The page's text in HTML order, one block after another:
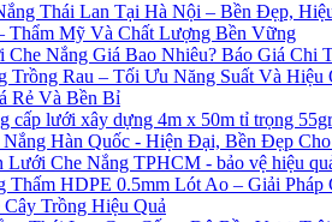
Thái Lan Tại Hà Nội – Bền Đẹp,
Thẩm Mỹ Và Chất Lượng Bền Vững
Che Nắng Giá Bao Nhiêu? Báo Giá Chi
Trồng Rau – Tối Ưu Năng Suất Và Hiệu
Rẻ Và Bền Bỉ
cấp lưới xây dựng 4m x 50m tỉ trọng
Hàn Quốc - Hiện Đại, Bền Đẹp
Lưới Che Nắng TPHCM - bảo vệ hiệu
Thấm HDPE 0.5mm Lót Ao – Giải
Trồng Hiệu Quả